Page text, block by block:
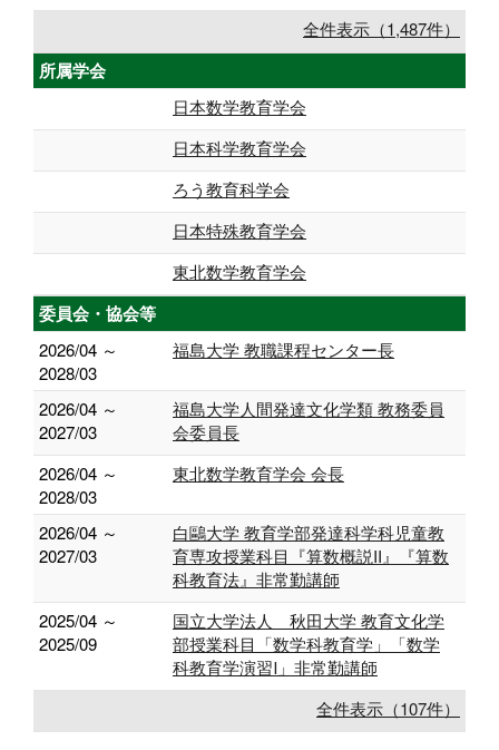
全件表示（1,487件）
所属学会
日本数学教育学会
日本科学教育学会
ろう教育科学会
日本特殊教育学会
東北数学教育学会
委員会・協会等
2026/04 ～
2028/03
福島大学 教職課程センター長
2026/04 ～
2027/03
福島大学人間発達文化学類 教務委員
会委員長
2026/04 ～
2028/03
東北数学教育学会 会長
2026/04 ～
2027/03
白鷗大学 教育学部発達科学科児童教
育専攻授業科目『算数概説II』『算数
科教育法』非常勤講師
2025/04 ～
2025/09
国立大学法人 秋田大学 教育文化学
部授業科目「数学科教育学」「数学
科教育学演習Ⅰ」非常勤講師
全件表示（107件）